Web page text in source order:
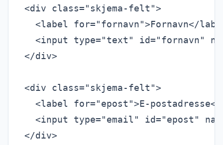
<div class="skjema-felt">
<label for="fornavn">Fornavn</
<input type="text" id="fornavn"
</div>
<div class="skjema-felt">
<label for="epost">E-
<input type="email" id="epost"